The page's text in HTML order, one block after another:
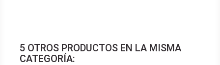
5 OTROS PRODUCTOS EN LA MISMA
CATEGORÍA: